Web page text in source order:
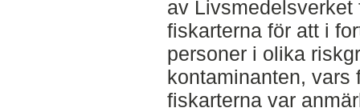
av
fiskarterna för att i
personer i olika
kontaminanten, vars
fiskarterna var